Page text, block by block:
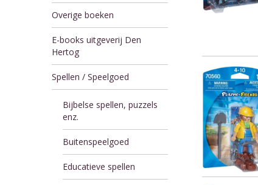
Overige boeken
E-books uitgeverij Den
Hertog
Spellen / Speelgoed
Bijbelse spellen, puzzels
enz.
Buitenspeelgoed
Educatieve spellen